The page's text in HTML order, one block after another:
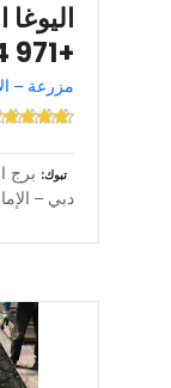
+971 4 220 5330
مزرعة –
تبوك
برج
دبي –